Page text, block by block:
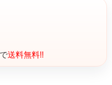
送料無料!!